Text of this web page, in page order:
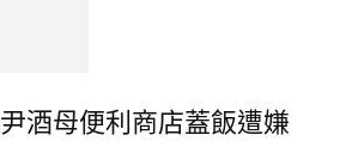
酒母便利商店蓋飯遭嫌